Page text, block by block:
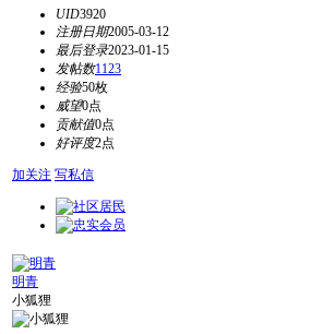
UID3920
注册日期2005-03-12
最后登录2023-01-15
发帖数1123
经验50枚
威望0点
贡献值0点
好评度2点
加关注 写私信
明青
小狐狸